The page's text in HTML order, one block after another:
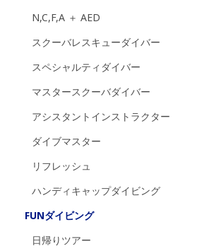
N,C,F,A ＋ AED
スクーバレスキューダイバー
スペシャルティダイバー
マスタースクーバダイバー
アシスタントインストラクター
ダイブマスター
リフレッシュ
ハンディキャップダイビング
FUNダイビング
日帰りツアー